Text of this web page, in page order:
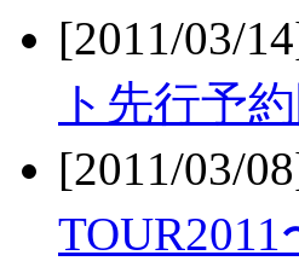
[2011/03/
ト先行予
[2011/03/